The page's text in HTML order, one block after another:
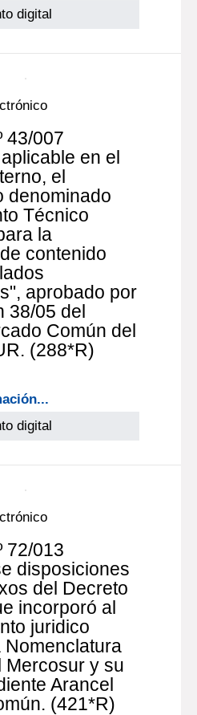
digital
43/007
en el
el
denominado
Técnico
la
contenido
aprobado por
38/05 del
Común del
(288*R)
digital
72/013
disposiciones
del Decreto
incorporó al
juridico
Nomenclatura
Mercosur y su
Arancel
(421*R)